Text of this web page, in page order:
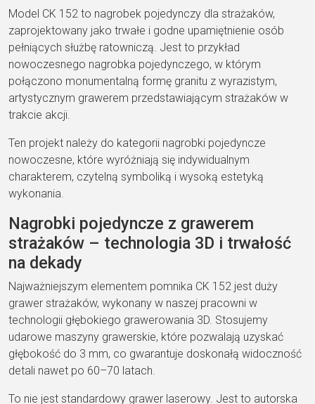
Model CK 152 to nagrobek pojedynczy dla strażaków,
zaprojektowany jako trwałe i godne upamiętnienie osób
pełniących służbę ratowniczą. Jest to przykład
nowoczesnego nagrobka pojedynczego, w którym
połączono monumentalną formę granitu z wyrazistym,
artystycznym grawerem przedstawiającym strażaków w
trakcie akcji.
Ten projekt należy do kategorii nagrobki pojedyncze
nowoczesne, które wyróżniają się indywidualnym
charakterem, czytelną symboliką i wysoką estetyką
wykonania.
Nagrobki pojedyncze z grawerem
strażaków – technologia 3D i trwałość
na dekady
Najważniejszym elementem pomnika CK 152 jest duży
grawer strażaków, wykonany w naszej pracowni w
technologii głębokiego grawerowania 3D. Stosujemy
udarowe maszyny grawerskie, które pozwalają uzyskać
głębokość do 3 mm, co gwarantuje doskonałą widoczność
detali nawet po 60–70 latach.
To nie jest standardowy grawer laserowy. Jest to autorska